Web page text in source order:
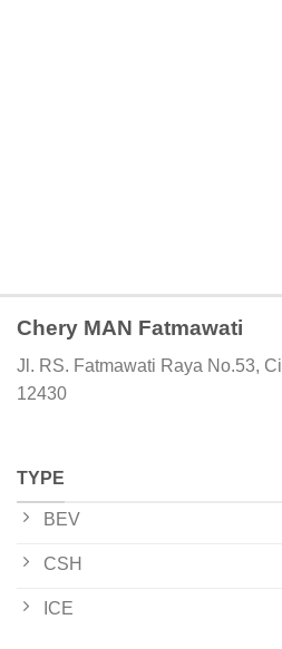
Chery MAN Fatmawati
Jl. RS. Fatmawati Raya No.53,
12430
TYPE
BEV
CSH
ICE